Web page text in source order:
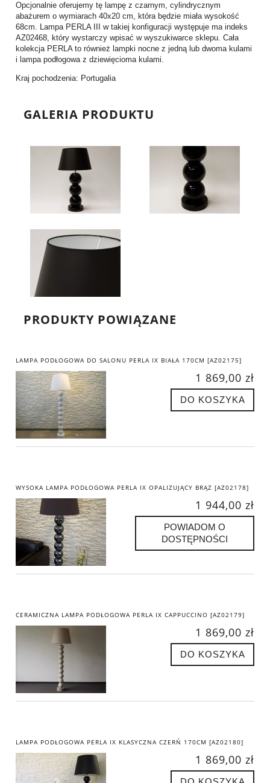
Opcjonalnie oferujemy tę lampę z czarnym, cylindrycznym
abażurem o wymiarach 40x20 cm, która będzie miała wysokość
68cm. Lampa PERLA III w takiej konfiguracji występuje ma indeks
AZ02468, który wystarczy wpisać w wyszukiwarce sklepu. Cała
kolekcja PERLA to również lampki nocne z jedną lub dwoma kulami
i lampa podłogowa z dziewięcioma kulami.
Kraj pochodzenia: Portugalia
GALERIA PRODUKTU
PRODUKTY POWIĄZANE
LAMPA PODŁOGOWA DO SALONU PERLA IX BIAŁA 170CM [AZ02175]
1 869,00 zł
DO KOSZYKA
WYSOKA LAMPA PODŁOGOWA PERLA IX OPALIZUJĄCY BRĄZ [AZ02178]
1 944,00 zł
POWIADOM O
DOSTĘPNOŚCI
CERAMICZNA LAMPA PODŁOGOWA PERLA IX CAPPUCCINO [AZ02179]
1 869,00 zł
DO KOSZYKA
LAMPA PODŁOGOWA PERLA IX KLASYCZNA CZERŃ 170CM [AZ02180]
1 869,00 zł